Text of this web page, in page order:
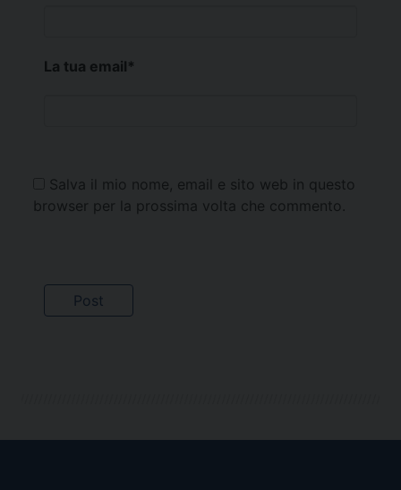
La tua email*
Salva il mio nome, email e sito web in questo
browser per la prossima volta che commento.